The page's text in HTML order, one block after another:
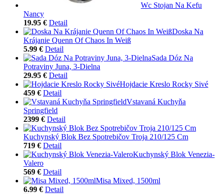
Wc Stojan Na Kefu
Nancy
19.95 € Detail
Doska Na
Krájanie Quenn Of Chaos In Weiß
5.99 € Detail
Sada Dóz Na
Potraviny Juna, 3-Dielna
29.95 € Detail
Hojdacie Kreslo Rocky Sivé
459 € Detail
Vstavaná Kuchyňa
Springfield
2399 € Detail
Kuchynský Blok Bez Spotrebičov Troja 210/125 Cm
719 € Detail
Kuchynský Blok Venezia-
Valero
569 € Detail
Misa Mixed, 1500ml
6.99 € Detail